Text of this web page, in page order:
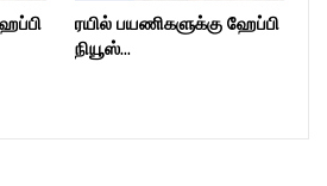
ரயில் பயணிகளுக்கு ஹேப்பி
நியூஸ்…